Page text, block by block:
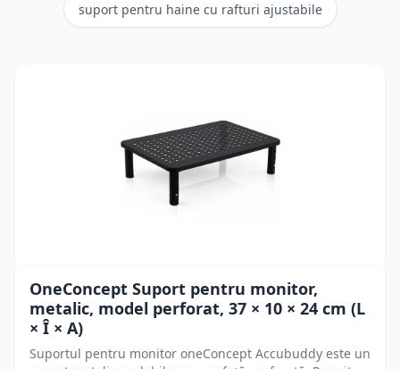
suport pentru haine cu rafturi ajustabile
OneConcept Suport pentru monitor,
metalic, model perforat, 37 × 10 × 24 cm (L
× Î × A)
Suportul pentru monitor oneConcept Accubuddy este un